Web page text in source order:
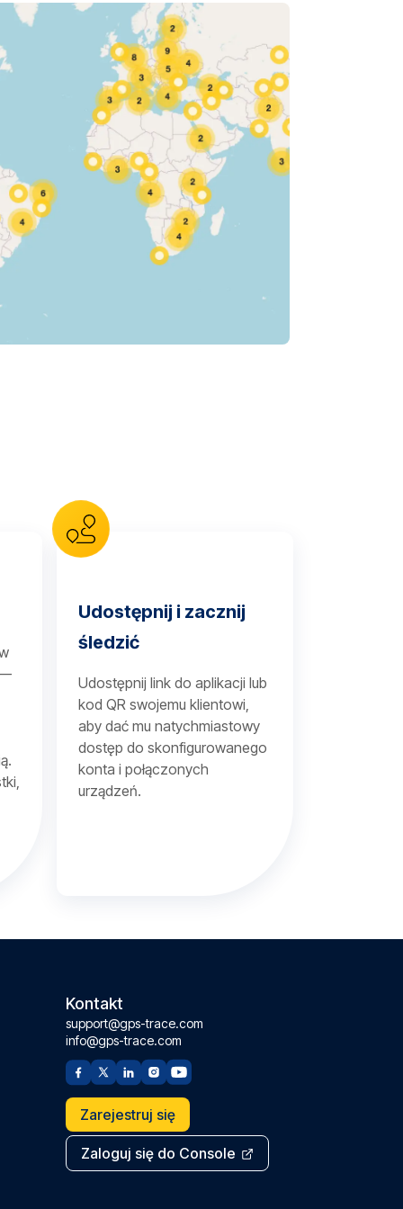
—
Udostępnij i zacznij
śledzić
Udostępnij link do aplikacji lub
kod QR swojemu klientowi,
aby dać mu natychmiastowy
dostęp do skonfigurowanego
konta i połączonych
urządzeń.
Kontakt
support@gps-trace.com
info@gps-trace.com
Zarejestruj się
Zaloguj się do Console